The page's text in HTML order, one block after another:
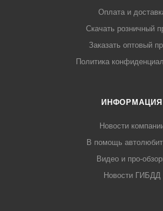
Оплата и
Скачать розничный
Заказать оптовый
Политика
ИНФОРМАЦИЯ
Новости
В помощь
Видео и про-
Новости ГИБДД